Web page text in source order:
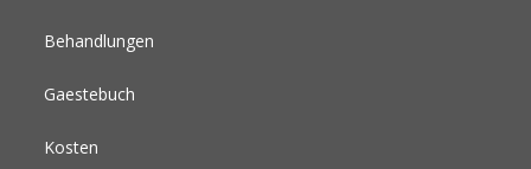
Behandlungen
Gaestebuch
Kosten